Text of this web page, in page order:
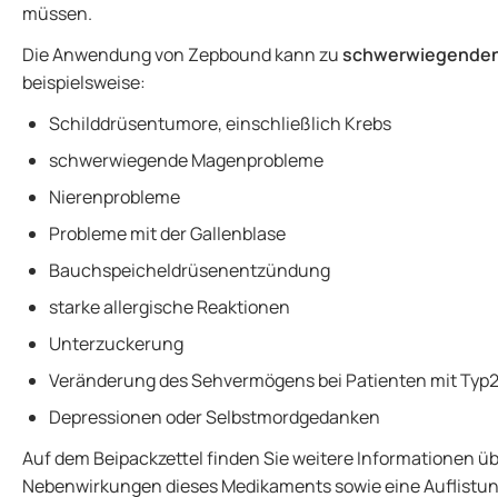
müssen.
Die Anwendung von Zepbound kann zu
beispielsweise:
Schilddrüsentumore, einschließlich Krebs
schwerwiegende Magenprobleme
Nierenprobleme
Probleme mit der Gallenblase
Bauchspeicheldrüsenentzündung
starke allergische Reaktionen
Unterzuckerung
Veränderung des Sehvermögens bei Patienten mit
Depressionen oder Selbstmordgedanken
Auf dem Beipackzettel finden Sie weitere Informationen
Nebenwirkungen dieses Medikaments sowie eine